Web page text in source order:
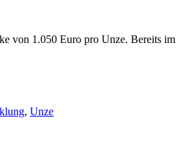
1.050 Euro pro Unze. Bereits
, Unze